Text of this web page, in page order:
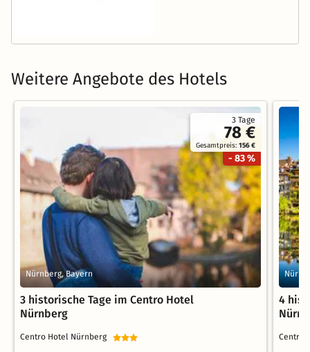
Weitere Angebote des Hotels
3 Tage
78 €
Gesamtpreis:156 €
- 83 %
Nürnberg, Bayern
3 historische Tage im Centro Hotel
Nürnberg
Centro Hotel Nürnberg
4
Centro